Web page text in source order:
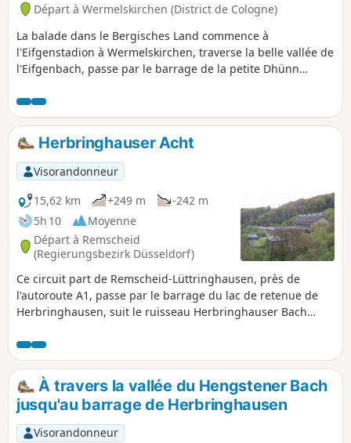
Départ à Wermelskirchen (District de Cologne)
La balade dans le Bergisches Land commence à
l'Eifgenstadion à Wermelskirchen, traverse la belle vallée de
l'Eifgenbach, passe par le barrage de la petite Dhünn
Großrostringhausen, Oberpilghausen, passe par Dhünn et
revient au point de départ.
Herbringhauser Acht
Visorandonneur
15,62 km
+249 m
-242 m
5h 10
Moyenne
Départ à Remscheid
(Regierungsbezirk Düsseldorf)
Ce circuit part de Remscheid-Lüttringhausen, près de
l'autoroute A1, passe par le barrage du lac de retenue de
Herbringhausen, suit le ruisseau Herbringhauser Bach
Herbringhausen, forme un huit au-dessus du barrage et
revient au point de départ. Le parcours emprunte en partie
le Röntgenweg et le circuit de Wuppertal.
À travers la vallée du Hengstener Bach
jusqu'au barrage de Herbringhausen
Visorandonneur